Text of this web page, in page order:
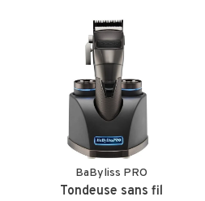
BaByliss PRO
Tondeuse sans fil